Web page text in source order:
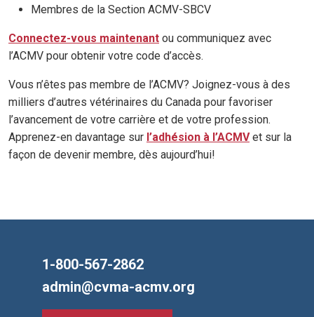
Membres de la Section ACMV-SBCV
Connectez-vous maintenant ou communiquez avec
l’ACMV pour obtenir votre code d’accès.
Vous n’êtes pas membre de l’ACMV? Joignez-vous à des
milliers d’autres vétérinaires du Canada pour favoriser
l’avancement de votre carrière et de votre profession.
Apprenez-en davantage sur l’adhésion à l’ACMVet sur la
façon de devenir membre, dès aujourd’hui!
1-800-567-2862
admin@cvma-acmv.org